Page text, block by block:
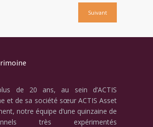
Suivant
de 20 ans, au sein d’ACTIS
et de sa société sœur ACTIS Asset
notre équipe d’une quinzaine de
très expérimentés